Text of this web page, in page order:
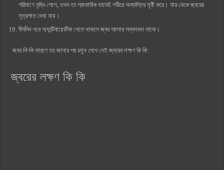
পরিমাণে বৃদ্ধি পেলে, তখন তা স্বাভাবিক ভাবেই শরীরে অস্বস্তির সৃষ্টি করে। যার থেকে জ্বরের
সূত্রপাত দেখা যায়।
দীর্ঘদিন ধরে অ্যান্টিবায়োটিক খেতে থাকলে জ্বর আসার সম্ভাবনা থাকে।
জ্বর কি কি কারণে হয় জানার পর চলুন দেখে নেই জ্বরের লক্ষণ কি কি:
জ্বরের লক্ষণ কি কি